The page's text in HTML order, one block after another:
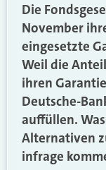
Die
November
eingesetzte
Weil die
ihren
Deutsche-
auffüllen.
Alternativen
infrage